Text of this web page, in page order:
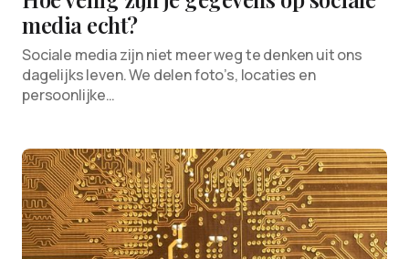
media echt?
Sociale media zijn niet meer weg te denken uit ons
dagelijks leven. We delen foto’s, locaties en
persoonlijke…